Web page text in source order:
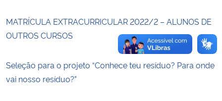
Secretaria de Governo
Advocacia-Geral da União
MATRÍCULA EXTRACURRICULAR 2022/2 – ALUNOS DE
OUTROS CURSOS
Seleção para o projeto “Conhece teu resíduo? Para onde
vai nosso resíduo?”